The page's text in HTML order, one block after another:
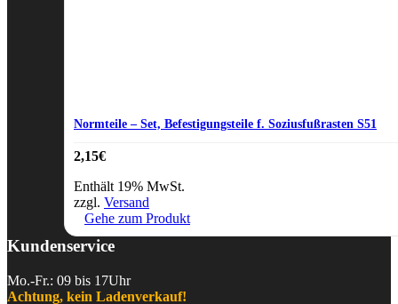
Normteile – Set, Befestigungsteile f. Soziusfußrasten S51
2,15€
Enthält 19% MwSt.
zzgl. Versand
Gehe zum Produkt
Kundenservice
Mo.-Fr.: 09 bis 17Uhr
Achtung, kein Ladenverkauf!